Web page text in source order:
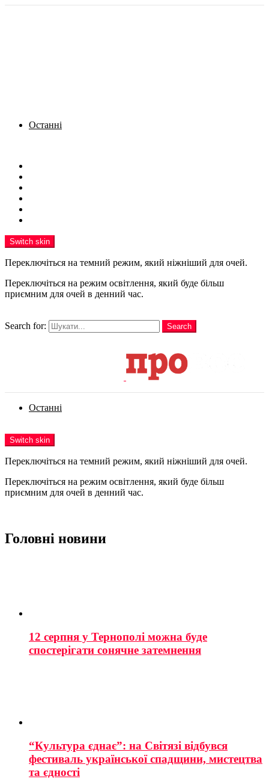
Останні
Switch skin
Переключіться на темний режим, який ніжніший для очей.
Переключіться на режим освітлення, який буде більш
приємним для очей в денний час.
Search for:
Search
Останні
Switch skin
Переключіться на темний режим, який ніжніший для очей.
Переключіться на режим освітлення, який буде більш
приємним для очей в денний час.
Головні новини
12 серпня у Тернополі можна буде
спостерігати сонячне затемнення
“Культура єднає”: на Світязі відбувся
фестиваль української спадщини, мистецтва
та єдності